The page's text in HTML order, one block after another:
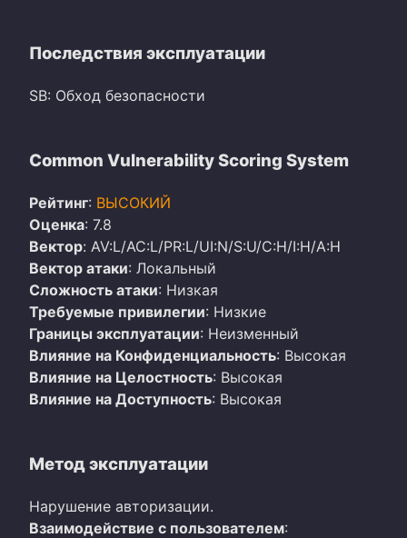
Последствия эксплуатации
SB: Обход безопасности
Common Vulnerability Scoring System
Рейтинг: ВЫСОКИЙ
Оценка: 7.8
Вектор: AV:L/AC:L/PR:L/UI:N/S:U/C:H/I:H/A:H
Вектор атаки: Локальный
Сложность атаки: Низкая
Требуемые привилегии: Низкие
Границы эксплуатации: Неизменный
Влияние на Конфиденциальность: Высокая
Влияние на Целостность: Высокая
Влияние на Доступность: Высокая
Метод эксплуатации
Нарушение авторизации.
Взаимодействие с пользователем: